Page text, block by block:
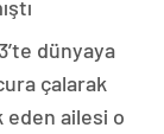
dünyaya
çalarak
eden ailesi o